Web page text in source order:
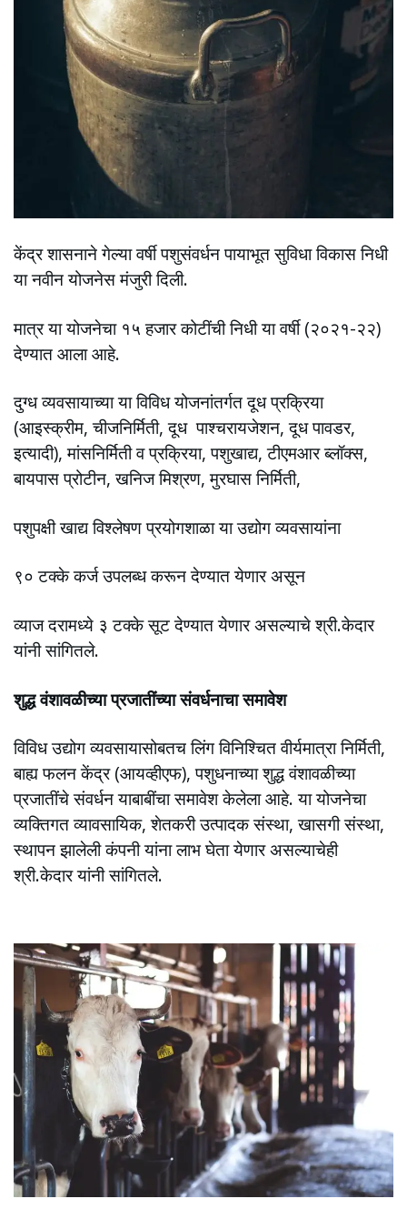
केंद्र शासनाने गेल्या वर्षी पशुसंवर्धन पायाभूत सुविधा विकास निधी
या नवीन योजनेस मंजुरी दिली.
मात्र या योजनेचा १५ हजार कोटींची निधी या वर्षी (२०२१-२२)
देण्यात आला आहे.
दुग्ध व्यवसायाच्या या विविध योजनांतर्गत दूध प्रक्रिया
(आइस्क्रीम, चीजनिर्मिती, दूध पाश्चरायजेशन, दूध पावडर,
इत्यादी), मांसनिर्मिती व प्रक्रिया, पशुखाद्य, टीएमआर ब्लॉक्स,
बायपास प्रोटीन, खनिज मिश्रण, मुरघास निर्मिती,
पशुपक्षी खाद्य विश्लेषण प्रयोगशाळा या उद्योग व्यवसायांना
९० टक्के कर्ज उपलब्ध करून देण्यात येणार असून
व्याज दरामध्ये ३ टक्के सूट देण्यात येणार असल्याचे श्री.केदार
यांनी सांगितले.
शुद्ध वंशावळीच्या प्रजातींच्या संवर्धनाचा समावेश
विविध उद्योग व्यवसायासोबतच लिंग विनिश्चित वीर्यमात्रा निर्मिती,
बाह्य फलन केंद्र (आयव्हीएफ), पशुधनाच्या शुद्ध वंशावळीच्या
प्रजातींचे संवर्धन याबाबींचा समावेश केलेला आहे. या योजनेचा
व्यक्तिगत व्यावसायिक, शेतकरी उत्पादक संस्था, खासगी संस्था,
स्थापन झालेली कंपनी यांना लाभ घेता येणार असल्याचेही
श्री.केदार यांनी सांगितले.